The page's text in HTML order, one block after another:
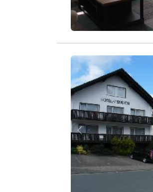
Zurück